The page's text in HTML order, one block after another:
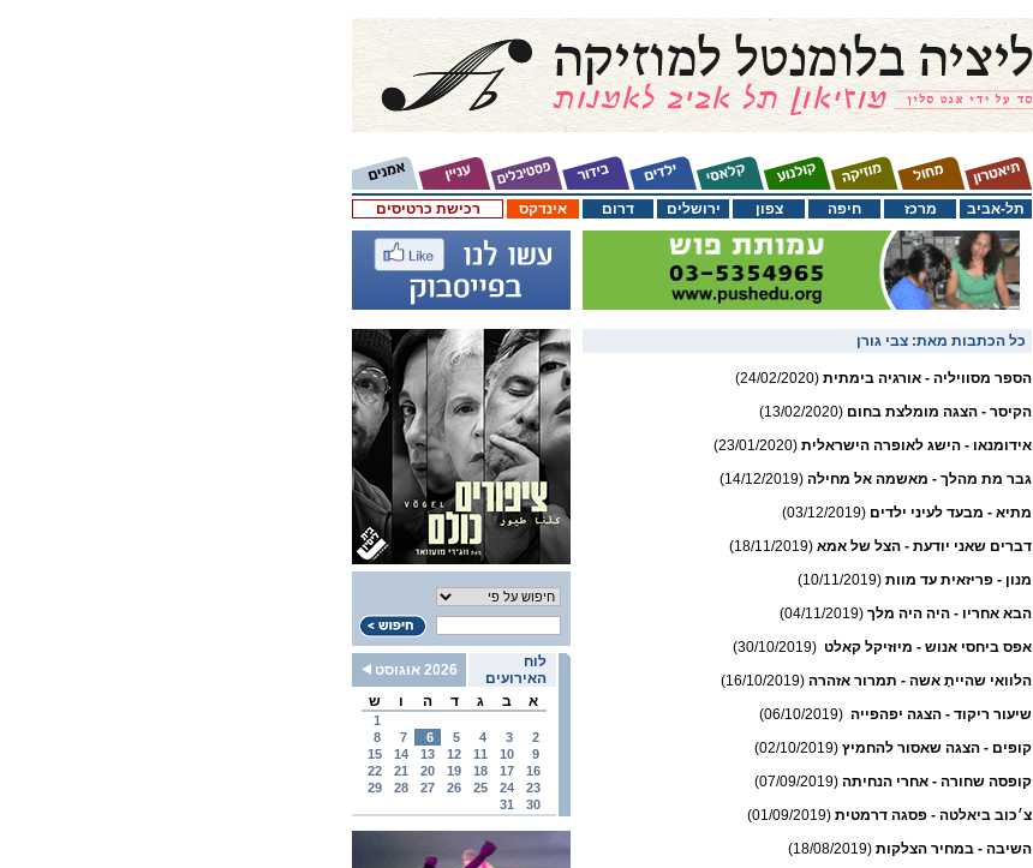
רכישת כרטיסים אינדקס דרום ירושלים צפון חיפה מרכז תל-אביב
לוח
האירועים
2026 אוגוסט
א
ב ג ד ה ו ש
1
2
3
4
5
6
7
8
9
10
11
12
13
14
15
16
17
18
19
20
21
22
23
24
25
26
27
28
29
30
31
כל הכתבות מאת: צבי גורן
הספר מסוויליה - אורגיה בימתית (24/02/2020)
הקיסר - הצגה מומלצת בחום (13/02/2020)
אידומנאו - הישג לאופרה הישראלית (23/01/2020)
גבר מת מהלך - מאשמה אל מחילה (14/12/2019)
מתיא - מבעד לעיני ילדים (03/12/2019)
דברים שאני יודעת - הצל של אמא (18/11/2019)
מנון - פריזאית עד מוות (10/11/2019)
הבא אחריו - היה היה מלך (04/11/2019)
אפס ביחסי אנוש - מיוזיקל קאלט (30/10/2019)
הלוואי שהייתָ אשה - תמרור אזהרה (16/10/2019)
שיעור ריקוד - הצגה יפהפייה (06/10/2019)
קופים - הצגה שאסור להחמיץ (02/10/2019)
קופסה שחורה - אחרי הנחיתה (07/09/2019)
צ׳כוב ביאלטה - פסגה דרמטית (01/09/2019)
השיבה - במחיר הצלקות (18/08/2019)